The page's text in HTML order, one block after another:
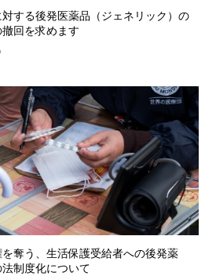
する後発医薬品（ジェネリック）の
回を求めます
奪う、生活保護受給者への後発薬
法制度化について